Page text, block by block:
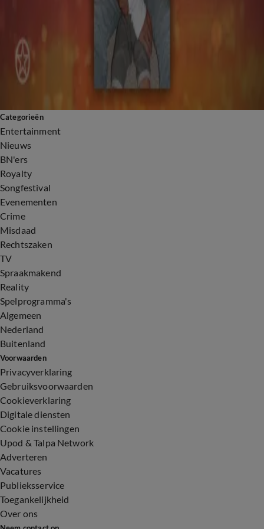
Bijzondere samenwerking Leontine Ruiters en Jada Borsato voor sieradenlijn
Jada Borsato kijkt uit naar nieuw album én comeback Marco Borsato
Jada Borsato reageert op seponeren tegenaangifte Marco Borsato
Een opmerkelijke gast in het publiek bij Jada Borsato
Dochter Jada blikt terug op zittingsdagen Marco Borsato
Categorieën
Entertainment
Nieuws
BN'ers
Royalty
Songfestival
Evenementen
Crime
Misdaad
Rechtszaken
TV
Spraakmakend
Reality
Spelprogramma's
Algemeen
Nederland
Buitenland
Voorwaarden
Privacyverklaring
Gebruiksvoorwaarden
Cookieverklaring
Digitale diensten
Cookie instellingen
Upod & Talpa Network
Adverteren
Vacatures
Publieksservice
Toegankelijkheid
Over ons